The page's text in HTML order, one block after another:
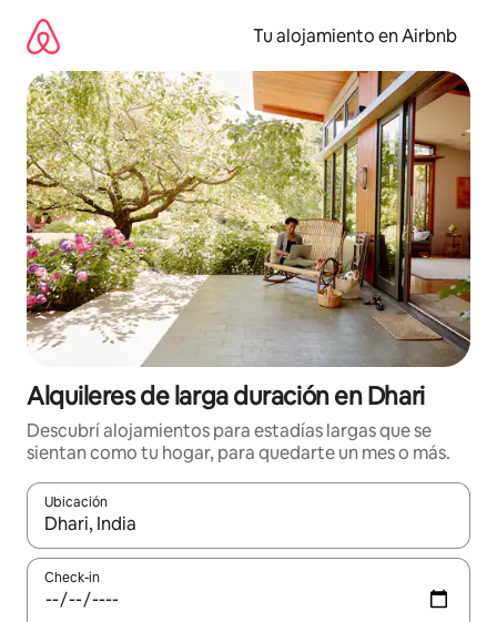
contenido
Tu alojamiento en Airbnb
Alquileres de larga duración en Dhari
Descubrí alojamientos para estadías largas que se
sientan como tu hogar, para quedarte un mes o más.
Ubicación
Cuando los resultados estén disponibles, navegá con las
Check-in